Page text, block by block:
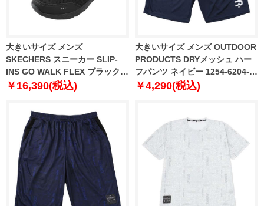
大きいサイズ メンズ
SKECHERS スニーカー SLIP-
INS GO WALK FLEX ブラック
1240-6260-1 30 31
￥16,390(税込)
大きいサイズ メンズ OUTDOOR
PRODUCTS DRYメッシュ ハー
フパンツ ネイビー 1254-6204-1
3L 4L 5L 6L 7L 8L
￥4,290(税込)